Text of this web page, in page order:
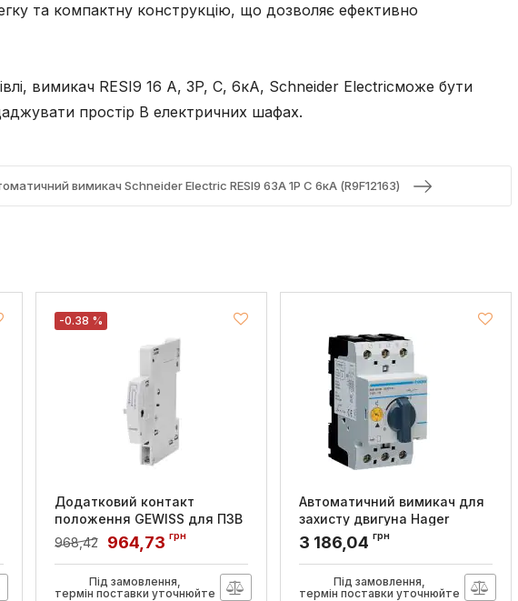
та компактну конструкцію, що дозволяє ефективно
вимикач RESI9 16 А, 3P, С, 6кА, Schneider Electricможе бути
простір B електричних шафах.
вимикач Schneider Electric RESI9 63А 1P C 6кА (R9F12163)
-0.38 %
Додатковий контакт
положення GEWISS для ПЗВ
0,5M
GWD6002
968,42 964,73грн
Під замовлення,
термін поставки уточнюйте
Автоматичний вимикач для
захисту двигуна Hager
Iуставки=0.6-1.0А 2 5М
Артикул:
3 186,04грн
Під замовлення,
термін поставки уточнюйте